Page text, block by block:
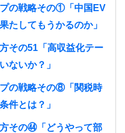
の戦略その①「中国EV
たしてもうかるのか」
その51「高収益化テー
ないか？」
の戦略その⑧「関税時
件とは？」
その㊹「どうやって部